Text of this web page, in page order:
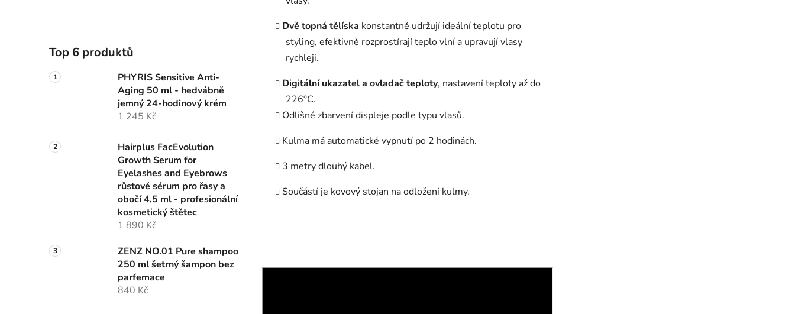
Top 6 produktů
PHYRIS Sensitive Anti-
Aging 50 ml - hedvábně
jemný 24-hodinový krém
1 245 Kč
Hairplus FacEvolution
Growth Serum for
Eyelashes and Eyebrows
růstové sérum pro řasy a
obočí 4,5 ml - profesionální
kosmetický štětec
1 890 Kč
ZENZ NO.01 Pure shampoo
250 ml šetrný šampon bez
parfemace
840 Kč
Dvě topná tělíska konstantně udržují ideální teplotu pro
styling, efektivně rozprostírají teplo vlní a upravují vlasy
rychleji.
Digitální ukazatel a ovladač teploty, nastavení teploty až do
226°C.
Odlišné zbarvení displeje podle typu vlasů.
Kulma má automatické vypnutí po 2 hodinách.
3 metry dlouhý kabel.
Součástí je kovový stojan na odložení kulmy.